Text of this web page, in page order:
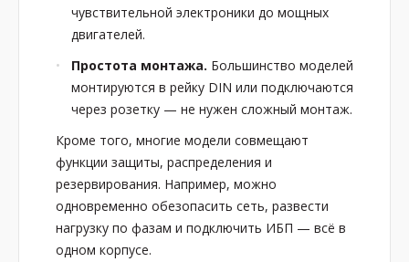
чувствительной электроники до мощных
двигателей.
Простота монтажа. Большинство моделей
монтируются в рейку DIN или подключаются
через розетку — не нужен сложный монтаж.
Кроме того, многие модели совмещают
функции защиты, распределения и
резервирования. Например, можно
одновременно обезопасить сеть, развести
нагрузку по фазам и подключить ИБП — всё в
одном корпусе.